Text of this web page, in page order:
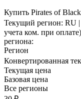
Купить Pirates of
Текущий регион: RU
учета ком. при оплате)
региона:
Регион
Конвертированная
Текущая цена
Базовая цена
Все регионы